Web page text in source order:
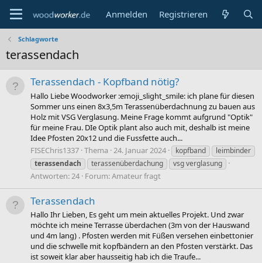
Anmelden Registrieren
Schlagworte
terassendach
Terassendach - Kopfband nötig?
Hallo Liebe Woodworker :emoji_slight_smile: ich plane für diesen
Sommer uns einen 8x3,5m Terassenüberdachnung zu bauen aus
Holz mit VSG Verglasung. Meine Frage kommt aufgrund "Optik"
für meine Frau. DIe Optik plant also auch mit, deshalb ist meine
Idee Pfosten 20x12 und die Fussfette auch...
FISEChris1337 Thema 24. Januar 2024 kopfband
leimbinder
terassendach
terassenüberdachung vsg verglasung
Antworten: 24 Forum:Amateur fragt
Terassendach
Hallo Ihr Lieben, Es geht um mein aktuelles Projekt. Und zwar
möchte ich meine Terrasse überdachen (3m von der Hauswand
und 4m lang) . Pfosten werden mit Füßen versehen einbettonier
und die schwelle mit kopfbändern an den Pfosten verstärkt. Das
ist soweit klar aber hausseitig hab ich die Traufe...